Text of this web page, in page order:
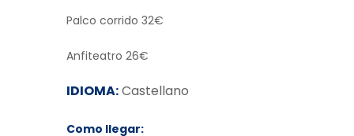
Palco corrido 32€
Anfiteatro 26€
IDIOMA:Castellano
Como llegar: